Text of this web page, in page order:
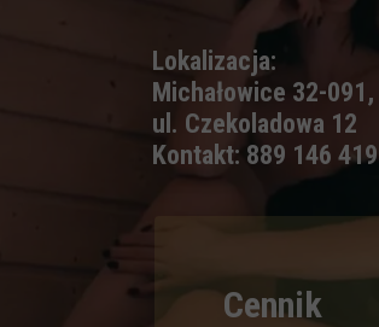
Lokalizacja:
Michałowice 32-091,
ul. Czekoladowa 12
Kontakt: 889 146 419
Cennik